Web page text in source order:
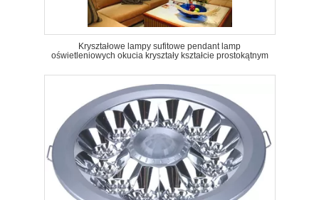
Kryształowe lampy sufitowe pendant lamp
oświetleniowych okucia kryształy kształcie prostokątnym